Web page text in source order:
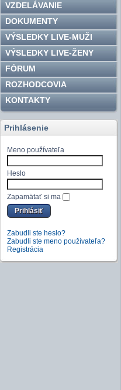
VZDELÁVANIE
DOKUMENTY
VÝSLEDKY LIVE-MUŽI
VÝSLEDKY LIVE-ŽENY
FÓRUM
ROZHODCOVIA
KONTAKTY
Prihlásenie
Meno používateľa
Heslo
Zapamätať si ma
Zabudli ste heslo?
Zabudli ste meno používateľa?
Registrácia